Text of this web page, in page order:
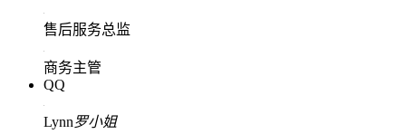
售后服务总监
商务主管
QQ
Lynn罗小姐